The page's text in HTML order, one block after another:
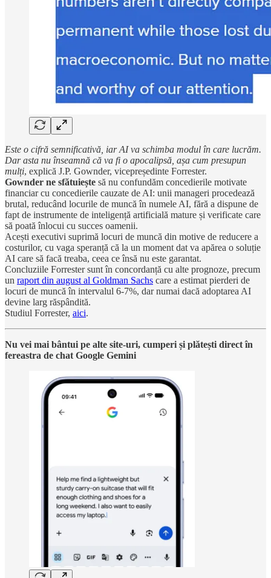
Este o cifră semnificativă, iar AI va schimba modul în care lucrăm.
Dar asta nu înseamnă că va fi o apocalipsă, așa cum presupun
mulți, explică J.P. Gownder, vicepreședinte Forrester.
Gownder ne sfătuiește să nu confundăm concedierile motivate
financiar cu concedierile cauzate de AI: unii manageri procedează
brutal, reducând locurile de muncă în numele AI, fără a dispune de
fapt de instrumente de inteligență artificială mature și verificate care
să poată înlocui cu succes oamenii.
Acești executivi suprimă locuri de muncă din motive de reducere a
costurilor, cu vaga speranță că la un moment dat va apărea o soluție
AI care să facă treaba, ceea ce însă nu este garantat.
Concluziile Forrester sunt în concordanță cu alte prognoze, precum
un raport din august al Goldman Sachs care a estimat pierderi de
locuri de muncă în intervalul 6-7%, dar numai dacă adoptarea AI
devine larg răspândită.
Studiul Forrester, aici.
Nu vei mai bântui pe alte site-uri, cumperi și plătești direct în
fereastra de chat Google Gemini